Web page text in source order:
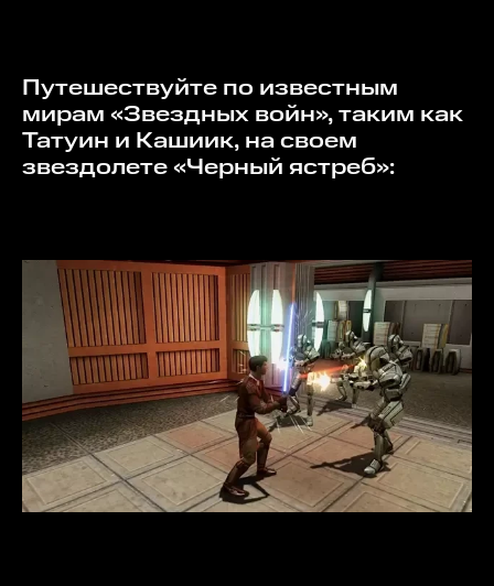
Путешествуйте по известным
мирам «Звездных войн», таким как
Татуин и Кашиик, на своем
звездолете «Черный ястреб»: